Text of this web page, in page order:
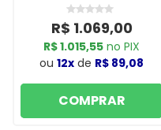
R$ 1.069,00
R$ 1.015,55 no PIX
ou 12x de R$ 89,08
COMPRAR